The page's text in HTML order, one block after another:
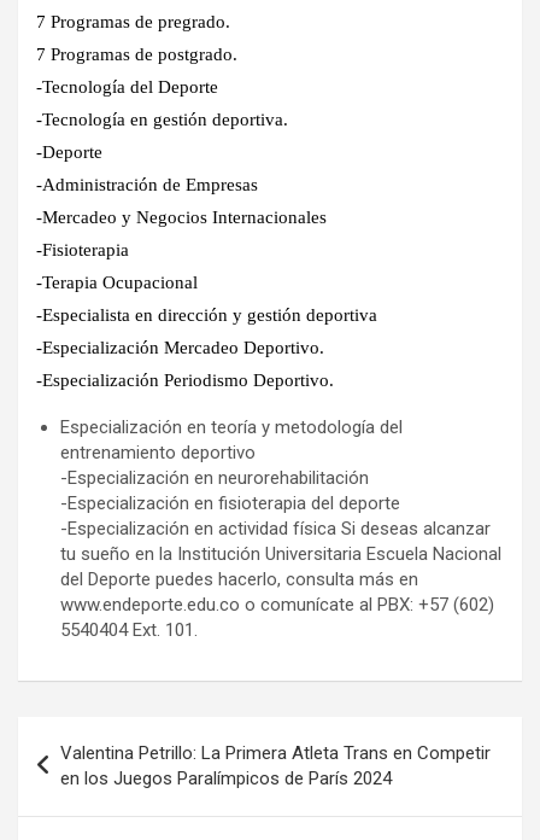
7 Programas de pregrado.
7 Programas de postgrado.
-Tecnología del Deporte
-Tecnología en gestión deportiva.
-Deporte
-Administración de Empresas
-Mercadeo y Negocios Internacionales
-Fisioterapia
-Terapia Ocupacional
-Especialista en dirección y gestión deportiva
-Especialización Mercadeo Deportivo.
-Especialización Periodismo Deportivo.
Especialización en teoría y metodología del
entrenamiento deportivo
-Especialización en neurorehabilitación
-Especialización en fisioterapia del deporte
-Especialización en actividad física Si deseas alcanzar
tu sueño en la Institución Universitaria Escuela Nacional
del Deporte puedes hacerlo, consulta más en
www.endeporte.edu.co o comunícate al PBX: +57 (602)
5540404 Ext. 101.
de
entradas
Valentina Petrillo: La Primera Atleta Trans en Competir
en los Juegos Paralímpicos de París 2024